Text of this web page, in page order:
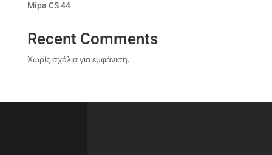
Mipa CS 44
Recent Comments
Χωρίς σχόλια για εμφάνιση.